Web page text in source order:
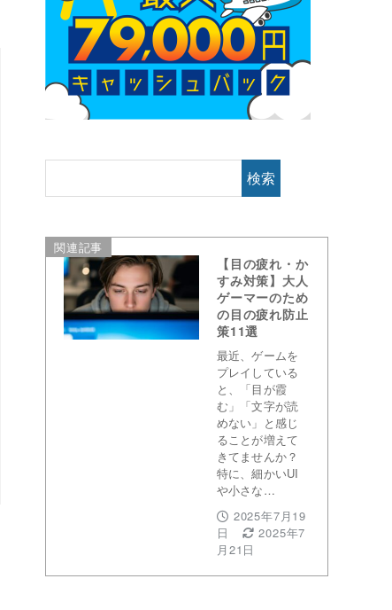
検索
関連記事
【目の疲れ・か
すみ対策】大人
ゲーマーのため
の目の疲れ防止
策11選
最近、ゲームを
プレイしている
と、「目が霞
む」「文字が読
めない」と感じ
ることが増えて
きてませんか？
特に、細かいUI
や小さな…
2025年7月19
日
2025年7
月21日